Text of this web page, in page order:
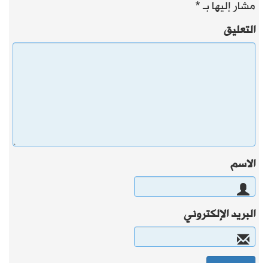
مشار إليها بـ*
التعليق
الاسم
البريد الإلكتروني